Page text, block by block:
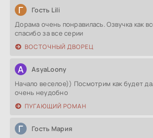
Г Гость Lili
Дорама очень понравилась. Озвучка как
спасибо за все серии
ВОСТОЧНЫЙ ДВОРЕЦ
A AsyaLoony
Начало веселое)) Посмотрим как будет
очень неудобно
ПУГАЮЩИЙ РОМАН
Г Гость Мария